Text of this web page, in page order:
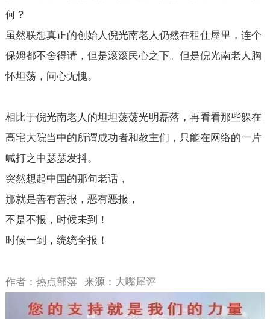
何？
虽然联想真正的创始人倪光南老人仍然在租住屋里，连个
保姆都不舍得请，但是滚滚民心之下。但是倪光南老人胸
怀坦荡，问心无愧。
相比于倪光南老人的坦坦荡荡光明磊落，再看看那些躲在
高宅大院当中的所谓成功者和教主们，只能在网络的一片
喊打之中瑟瑟发抖。
突然想起中国的那句老话，
那就是善有善报，恶有恶报，
不是不报，时候未到！
时候一到，统统全报！
作者：热点部落 来源：大嘴犀评